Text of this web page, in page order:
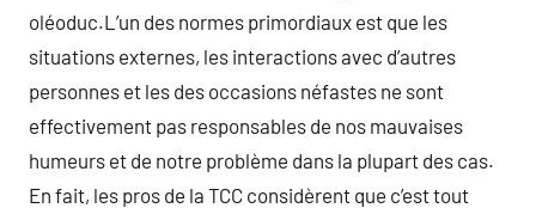
oléoduc.L’un des normes primordiaux est que les
situations externes, les interactions avec d’autres
personnes et les des occasions néfastes ne sont
effectivement pas responsables de nos mauvaises
humeurs et de notre problème dans la plupart des cas.
En fait, les pros de la TCC considèrent que c’est tout